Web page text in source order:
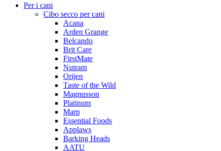
Per i cani
Cibo secco per cani
Acana
Arden Grange
Belcando
Brit Care
FirstMate
Nutram
Orijen
Taste of the Wild
Magnusson
Platinum
Marp
Essential Foods
Applaws
Barking Heads
AATU